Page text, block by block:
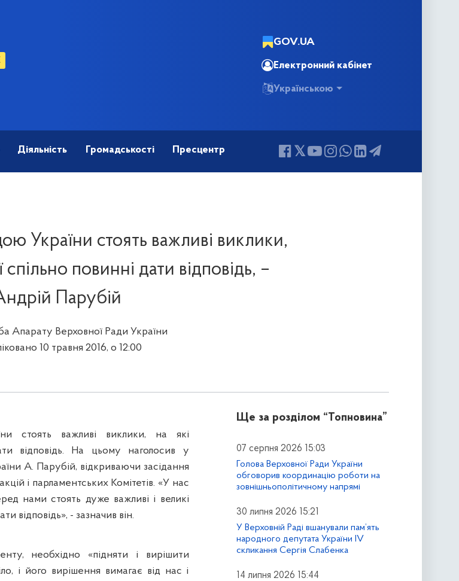
GOV.UA
Електронний кабінет
Українською
Діяльність Громадськості Пресцентр
України стоять важливі виклики,
спільно повинні дати відповідь, –
Парубій
Апарату Верховної Ради України
10 травня 2016, о 12:00
стоять важливі виклики, на які
відповідь. На цьому наголосив у
А. Парубій, відкриваючи засідання
і парламентських Комітетів. «У нас
нами стоять дуже важливі і великі
відповідь», - зазначив він.
необхідно «підняти і вирішити
і його вирішення вимагає від нас і
Ще за розділом “Топновина”
07 серпня 2026 15:03
Голова Верховної Ради України
обговорив координацію роботи на
зовнішньополітичному напрямі
30 липня 2026 15:21
У Верховній Раді вшанували пам’ять
народного депутата України IV
скликання Сергія Слабенка
14 липня 2026 15:44